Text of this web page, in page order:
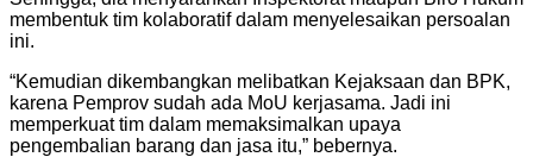
membentuk tim kolaboratif dalam menyelesaikan persoalan
ini.
“Kemudian dikembangkan melibatkan Kejaksaan dan BPK,
karena Pemprov sudah ada MoU kerjasama. Jadi ini
memperkuat tim dalam memaksimalkan upaya
pengembalian barang dan jasa itu,” bebernya.